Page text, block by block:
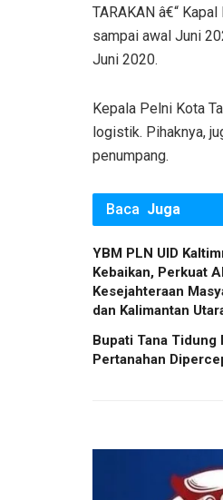
TARAKAN â€“
sampai awal Juni
Juni 2020.
Kepala Pelni Kota
logistik. Pihaknya,
penumpang.
Baca Juga
YBM PLN UID
Kebaikan, Perkuat
Kesejahteraan
dan Kalimantan
Bupati Tana Tidung
Pertanahan